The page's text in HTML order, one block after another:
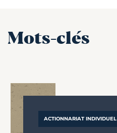
Mots-clés
ACTIONNARIAT INDIVIDUEL